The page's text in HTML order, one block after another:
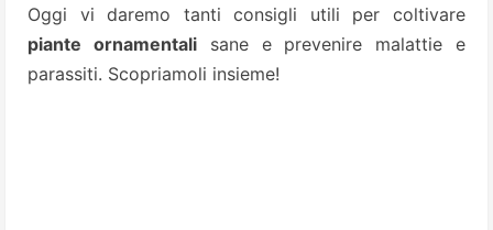
Oggi vi daremo tanti consigli utili per coltivare
piante ornamentalisane e prevenire malattie e
parassiti. Scopriamoli insieme!